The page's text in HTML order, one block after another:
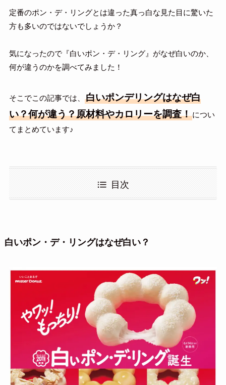
定番のポン・デ・リングとは違った真っ白な見た目に驚いた
方も多いのではないでしょうか？
気になったので『白いポン・デ・リング』がなぜ白いのか、
何が違うのかを調べてみました！
そこでこの記事では、
白いポンデリングはなぜ白
い？何が違う？原材料やカロリーを調査！につい
てまとめています♪
目次
白いポン・デ・リングはなぜ白い？